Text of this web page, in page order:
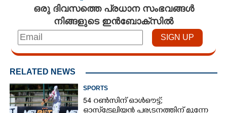
ഒരു ദിവസത്തെ പ്രധാന സംഭവങ്ങൾ
നിങ്ങളുടെ ഇൻബോക്സിൽ
RELATED NEWS
SPORTS
54 റൺസിന് ഓൾഔട്ട്;